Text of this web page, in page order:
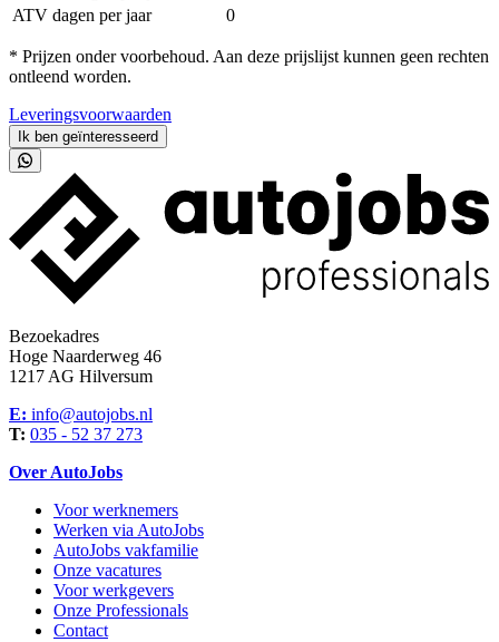
ATV dagen per jaar
0
* Prijzen onder voorbehoud. Aan deze prijslijst kunnen geen rechten
ontleend worden.
Leveringsvoorwaarden
Ik ben geïnteresseerd
Bezoekadres
Hoge Naarderweg 46
1217 AG Hilversum
E: info@autojobs.nl
T: 035 - 52 37 273
Over AutoJobs
Voor werknemers
Werken via AutoJobs
AutoJobs vakfamilie
Onze vacatures
Voor werkgevers
Onze Professionals
Contact